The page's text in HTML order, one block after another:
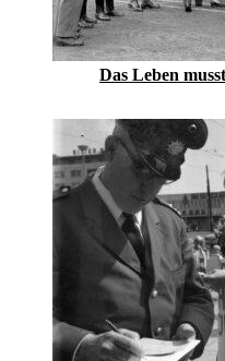
Das Leben